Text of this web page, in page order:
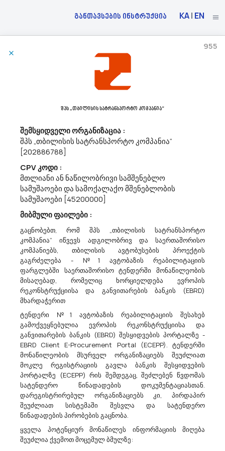
განთავსების ინსტრუქცია KA| EN
Შპს „თბილისის Სატრანსპორტო Კომპანია“ Აცხადებს Ბაზრის Კვლევას
71300000 - საინჟინრო მომსახურებები.
21/07/2026
კვლევას საგვირაბე ესკალატორების დახრილი გვირაბისა და
მასთან დაკავშირებული ტექნიკური სათავსების ბეტონის მზიდი
კონსტრუქციების ტექნიკური მდგომარეობის შემოწმება-
ექსპერტიზის (CPVკოდი: 71300000)...
Შპს ,,საქაერონავიგაცია“ Აცხადებს Ბაზრის Კვლევას
45312311 - მეხამრიდების მონტაჟი.
გაცნობებთ, რომ შპს ,,საქაერონავიგაცია“ (ს/კ 208144051) ატარებს
ბაზრის კვლევას შპს „საქაერონავიგაციის“ კუთვნილ ობიექტებზე
დამიწების კონტურების მოწყობა-რეაბილიტაციის სამუშაოების
(CPV45312311) სახელმწიფო შესყიდვის სავარაუდო ღირებულების
და...
Შპს ,,საქაერონავიგაცია“ Აცხადებს Ბაზრის Კვლევას
38651600 - ციფრული ფოტოაპარატები.
17/07/2026
მოგესალმებით,გაცნობებთ, რომ შპს ,,საქაერონავიგაცია“ (ს/
ნ208144051) ატარებს ბაზრის კვლევას ციფრული ფოტოაპარატის
(CPV code: 38651600) შესყიდვის სავარაუდო ღირებულების
დადგენის მიზნით. დაინეტერსების შემთხვევაში, არაუგვიანეს
2026 წლის 05...
შპს „თბილისის სატრანსპორტო კომპანია“
შემსყიდველი ორგანიზაცია :
შპს „თბილისის სატრანსპორტო კომპანია“
[202886788]
CPV კოდი :
მთლიანი ან ნაწილობრივი სამშენებლო
სამუშაოები და სამოქალაქო მშენებლობის
სამუშაოები [45200000]
მიბმული ფაილები :
955
გაცნობებთ, რომ შპს „თბილისის სატრანსპორტო
კომპანია“ იწვევს ადგილობრივ და საერთაშორისო
კომპანიებს, თბილისის ავტობუსების პროექტის
გაგრძელება - №1 ავტობაზის რეაბილიტაციის
ფარგლებში საერთაშორისო ტენდერში მონაწილეობის
მისაღებად, რომელიც ხორციელდება ევროპის
რეკონსტრუქციისა და განვითარების ბანკის (EBRD)
მხარდაჭერით
ტენდერი №1 ავტობაზის რეაბილიტაციის შესახებ
გამოქვეყნებულია ევროპის რეკონსტრუქციისა და
განვითარების ბანკის (EBRD) შესყიდვების პორტალზე -
EBRD Client E-Procurement Portal (ECEPP). ტენდერში
მონაწილეობის მსურველ ორგანიზაციებს შეუძლიათ
მოკლე რეგისტრაციის გავლა ბანკის შესყიდვების
პორტალზე (ECEPP) რის შემდეგაც, შეძლებენ წვდომას
სატენდერო წინადადების დოკუმენტაციასთან.
დარეგისტრირებულ ორგანიზაციებს კი, პირდაპირ
შეუძლიათ სისტემაში შესვლა და სატენდერო
წინადადების პირობების გაცნობა.
ყველა პოტენციურ მონაწილეს ინფორმაციის მიღება
შეუძლია ქვემოთ მოცემულ ბმულზე: